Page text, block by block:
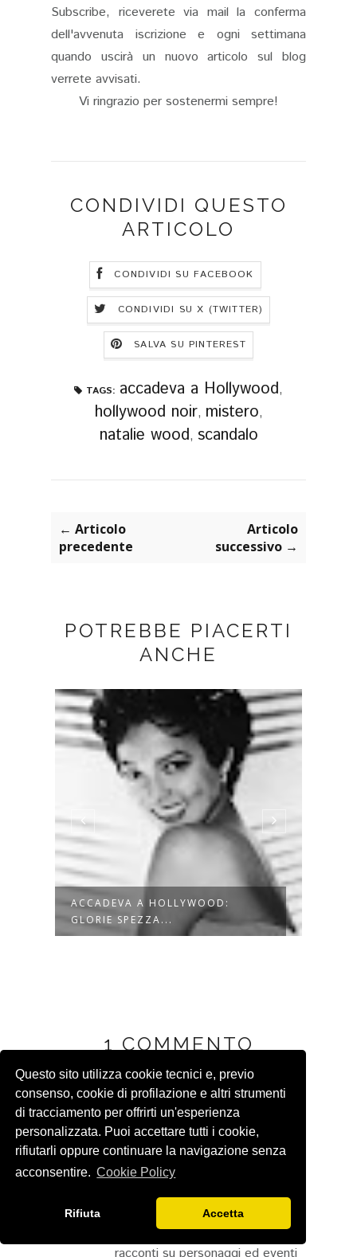
Questo sito utilizza cookie tecnici e, previo
consenso, cookie di profilazione e altri strumenti
di tracciamento per offrirti un'esperienza
personalizzata. Puoi accettare tutti i cookie,
rifiutarli oppure continuare la navigazione senza
acconsentire. Cookie Policy
Rifiuta Accetta
Subscribe, riceverete via mail la conferma
dell'avvenuta iscrizione e ogni settimana
quando uscirà un nuovo articolo sul blog
verrete avvisati.
Vi ringrazio per sostenermi sempre!
CONDIVIDI QUESTO
ARTICOLO
CONDIVIDI SU FACEBOOK
CONDIVIDI SU X (TWITTER)
SALVA SU PINTEREST
TAGS: accadeva a Hollywood,
hollywood noir, mistero,
natalie wood, scandalo
← Articolo
precedente
Articolo
successivo →
POTREBBE PIACERTI
ANCHE
ACCADEVA A HOLLYWOOD:
GLORIE SPEZZA...
1 COMMENTO
DANIELA MANCIOCCHI
CASINI
19 aprile 2026 alle ore 13:17
Sono d'accordissimo
di coda: anch'io li leggo tutti.
Ti ringrazio per le storie che
racconti su personaggi ed eventi